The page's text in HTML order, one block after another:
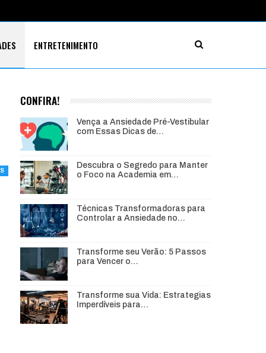
ENTRETENIMENTO
CONFIRA!
Vença a Ansiedade Pré-Vestibular
com Essas Dicas de…
Descubra o Segredo para Manter
o Foco na Academia em…
Técnicas Transformadoras para
Controlar a Ansiedade no…
Transforme seu Verão: 5 Passos
para Vencer o…
Transforme sua Vida: Estrategias
Imperdíveis para…